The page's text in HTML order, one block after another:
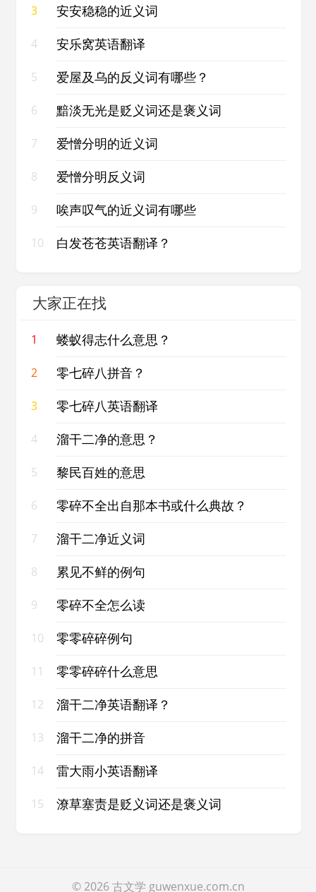
3 安安稳稳的近义词
4 安乐窝英语翻译
5 爱屋及乌的反义词有哪些？
6 黯淡无光是贬义词还是褒义词
7 爱憎分明的近义词
8 爱憎分明反义词
9 唉声叹气的近义词有哪些
10 白发苍苍英语翻译？
大家正在找
1 蝼蚁得志什么意思？
2 零七碎八拼音？
3 零七碎八英语翻译
4 溜干二净的意思？
5 黎民百姓的意思
6 零碎不全出自那本书或什么典故？
7 溜干二净近义词
8 累见不鲜的例句
9 零碎不全怎么读
10 零零碎碎例句
11 零零碎碎什么意思
12 溜干二净英语翻译？
13 溜干二净的拼音
14 雷大雨小英语翻译
15 潦草塞责是贬义词还是褒义词
© 2026古文学 guwenxue.com.cn